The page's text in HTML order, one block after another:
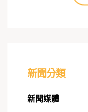
新聞分類
新聞媒體